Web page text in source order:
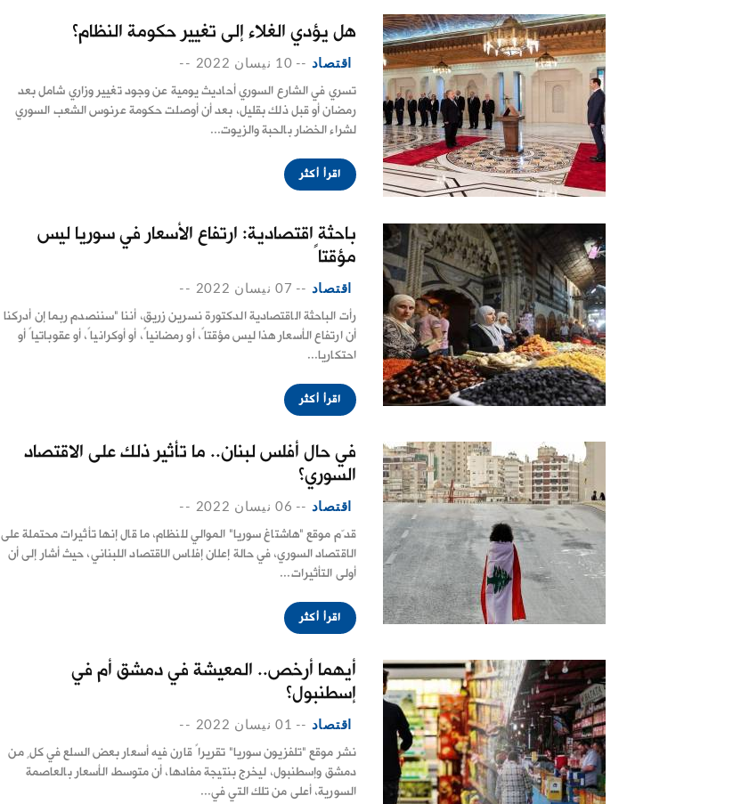
هل يؤدي الغلاء إلى تغيير حكومة النظام؟
اقتصاد -- 10 نيسان 2022 --
تسري في الشارع السوري أحاديث يومية عن وجود تغيير وزاري شامل بعد
رمضان أو قبل ذلك بقليل، بعد أن أوصلت حكومة عرنوس الشعب السوري
لشراء الخضار بالحبة والزيوت...
اقرأ أكثر
باحثة اقتصادية: ارتفاع الأسعار في سوريا ليس
مؤقتاً
اقتصاد -- 07 نيسان 2022 --
رأت الباحثة الاقتصادية الدكتورة نسرين زريق، أننا "سننصدم ربما إن أدركنا
أن ارتفاع الأسعار هذا ليس مؤقتاً، أو رمضانياً، أو أوكرانياً، أو عقوباتياً أو
احتكاريا...
اقرأ أكثر
في حال أفلس لبنان.. ما تأثير ذلك على الاقتصاد
السوري؟
اقتصاد -- 06 نيسان 2022 --
قدّم موقع "هاشتاغ سوريا" الموالي للنظام، ما قال إنها تأثيرات محتملة على
الاقتصاد السوري، في حالة إعلان إفلاس الاقتصاد اللبناني، حيث أشار إلى أن
أولى التأثيرات...
اقرأ أكثر
أيهما أرخص.. المعيشة في دمشق أم في
إسطنبول؟
اقتصاد -- 01 نيسان 2022 --
نشر موقع "تلفزيون سوريا" تقريراً قارن فيه أسعار بعض السلع في كلٍ من
دمشق وإسطنبول، ليخرج بنتيجة مفادها، أن متوسط الأسعار بالعاصمة
السورية، أعلى من تلك التي في...